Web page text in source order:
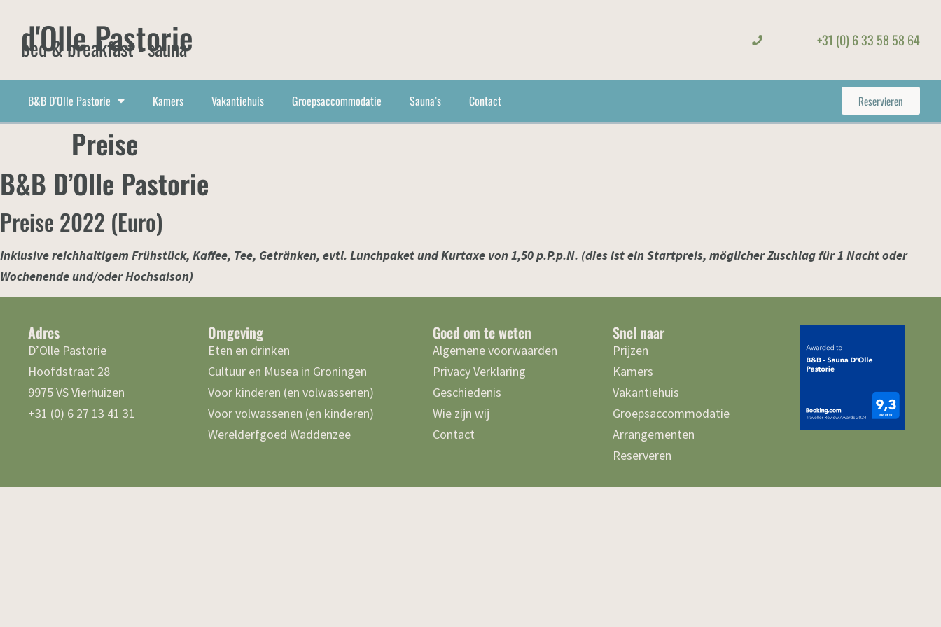
d'Olle Pastorie
bed & breakfast - sauna +31 (0) 6 33 58 58 64
B&B D’Olle Pastorie Kamers Vakantiehuis Groepsaccommodatie Sauna’s Contact Reservieren
Preise
B&B D’Olle Pastorie
Preise 2022 (Euro)
Inklusivereichhaltigem Frühstück, Kaffee, Tee, Getränken, evtl. Lunchpaket und Kurtaxe von 1,50 p.P.p.N. (dies ist ein Startpreis, möglicher Zuschlag für 1 Nacht oder
Wochenende und/oder Hochsaison)
Adres
D’Olle Pastorie
Hoofdstraat 28
9975 VS Vierhuizen
+31 (0) 6 27 13 41 31
Omgeving
Eten en drinken
Cultuur en Musea in Groningen
Voor kinderen (en volwassenen)
Voor volwassenen (en kinderen)
Werelderfgoed Waddenzee
Goed om te weten
Algemene voorwaarden
Privacy Verklaring
Geschiedenis
Wie zijn wij
Contact
Snel naar
Prijzen
Kamers
Vakantiehuis
Groepsaccommodatie
Arrangementen
Reserveren